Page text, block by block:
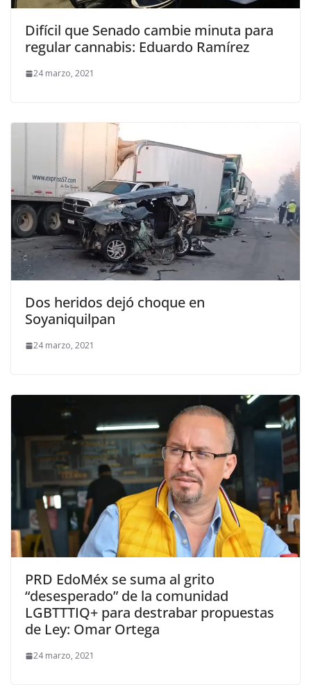
Difícil que Senado cambie minuta para
regular cannabis: Eduardo Ramírez
24 marzo, 2021
Dos heridos dejó choque en
Soyaniquilpan
24 marzo, 2021
PRD EdoMéx se suma al grito
“desesperado” de la comunidad
LGBTTTIQ+ para destrabar propuestas
de Ley: Omar Ortega
24 marzo, 2021